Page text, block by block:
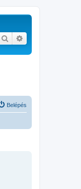
Keresés
Belépés